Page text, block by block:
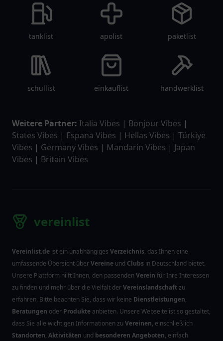
tanklist apolist paketlist
schullist einkauflist handwerklist
Weitere Partner: Italia Vibes | Bonjour Vibes |
States Vibes | Espana Vibes | Hellas Vibes | Türkiye
Vibes | Germany Vibes | Mandarin Vibes | Japan
Vibes | Britain Vibes
vereinlist
Vereinlist.de ist ein unabhängiges Verzeichnis, das Ihnen eine
umfassende Übersicht überVereine und Clubs in Deutschland bietet.
Unsere Plattform hilft Ihnen, den passendenVerein für Ihre Interessen
zu finden und mehr über die Vielfalt derVereinslandschaftzu
erfahren. Bitte beachten Sie, dass wir keine Dienstleistungen,
Beratungen oder Produkte anbieten. Unsere Webseite ist so gestaltet,
dass Sie alle wichtigen Informationen zu Vereinen, einschließlich
Standorten, Aktivitäten und besonderen Angeboten, einfach